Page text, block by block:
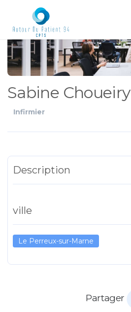
Sabine Choueiry
Infirmier
Description
ville
Le Perreux-sur-Marne
Partager